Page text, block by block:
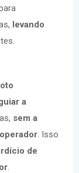
levando
a
sem a
. Isso
de
.